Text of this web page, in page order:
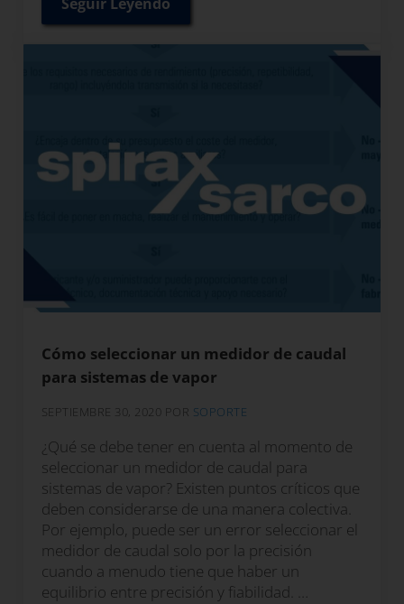
Tipos de Caudalímetros de vapor y sus
Cómo seleccionar un medidor de caudal
para sistemas de vapor
SEPTIEMBRE 30, 2020 POR SOPORTE
¿Qué se debe tener en cuenta al momento de
seleccionar un medidor de caudal para
sistemas de vapor? Existen puntos críticos que
deben considerarse de una manera colectiva.
Por ejemplo, puede ser un error seleccionar el
medidor de caudal solo por la precisión
cuando a menudo tiene que haber un
equilibrio entre precisión y fiabilidad. …